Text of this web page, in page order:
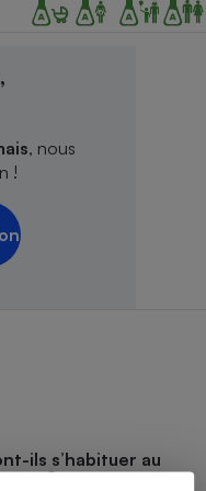
, nous
!
ils s’habituer au
?